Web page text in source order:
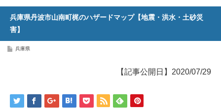
兵庫県丹波市山南町梶のハザードマップ【地震・洪水・土砂災
害】
兵庫県
【記事公開日】2020/07/29